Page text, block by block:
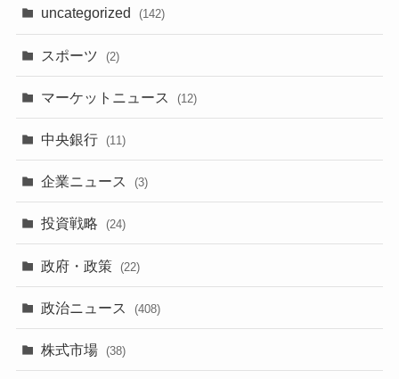
uncategorized (142)
スポーツ (2)
マーケットニュース (12)
中央銀行 (11)
企業ニュース (3)
投資戦略 (24)
政府・政策 (22)
政治ニュース (408)
株式市場 (38)